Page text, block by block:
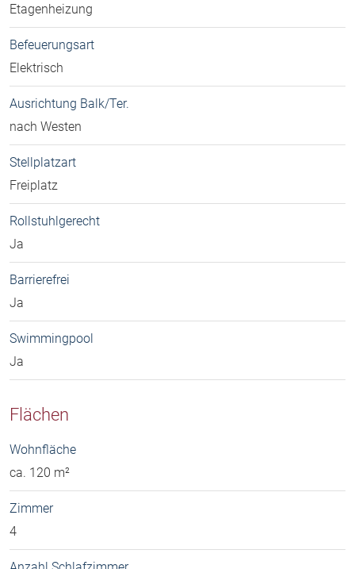
Etagenheizung
Befeuerungsart
Elektrisch
Ausrichtung Balk/Ter.
nach Westen
Stellplatzart
Freiplatz
Rollstuhlgerecht
Ja
Barrierefrei
Ja
Swimmingpool
Ja
Flächen
Wohnfläche
ca. 120 m²
Zimmer
4